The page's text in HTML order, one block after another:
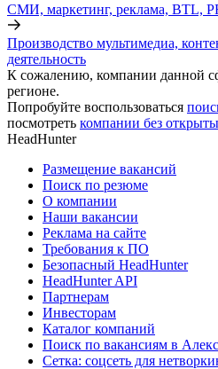
СМИ, маркетинг, реклама, BTL,
Производство мультимедиа,
деятельность
К сожалению, компании данной
регионе.
Попробуйте воспользоваться
посмотреть компании без
HeadHunter
Размещение вакансий
Поиск по резюме
О компании
Наши вакансии
Реклама на сайте
Требования к ПО
Безопасный HeadHunter
HeadHunter API
Партнерам
Инвесторам
Каталог компаний
Поиск по вакансиям в
Сетка: соцсеть для